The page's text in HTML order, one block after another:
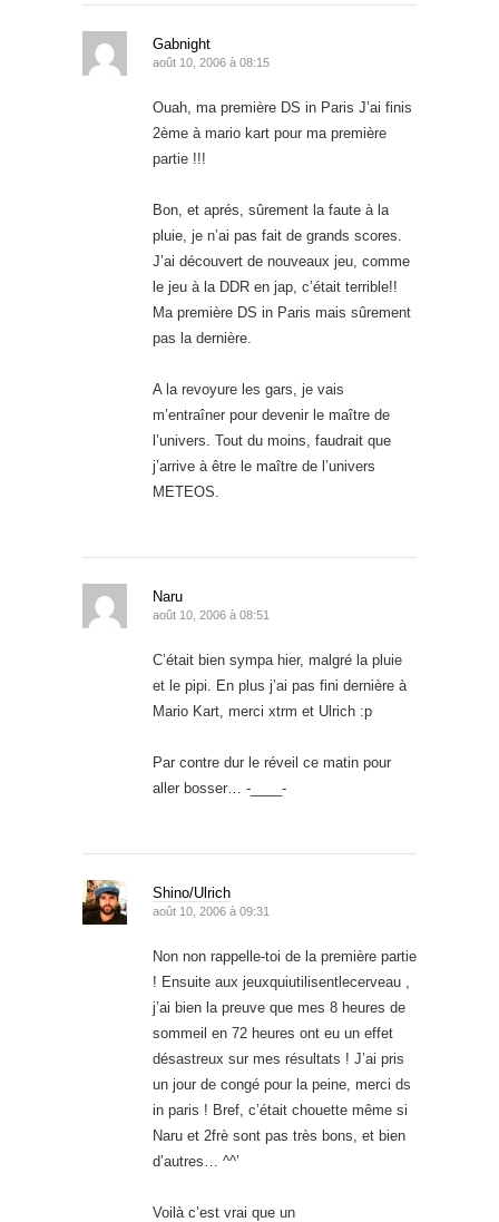
Gabnight
août 10, 2006 à 08:15
Ouah, ma première DS in Paris J’ai finis
2ème à mario kart pour ma première
partie !!!
Bon, et aprés, sûrement la faute à la
pluie, je n’ai pas fait de grands scores.
J’ai découvert de nouveaux jeu, comme
le jeu à la DDR en jap, c’était terrible!!
Ma première DS in Paris mais sûrement
pas la dernière.
A la revoyure les gars, je vais
m’entraîner pour devenir le maître de
l’univers. Tout du moins, faudrait que
j’arrive à être le maître de l’univers
METEOS.
Naru
août 10, 2006 à 08:51
C’était bien sympa hier, malgré la pluie
et le pipi. En plus j’ai pas fini dernière à
Mario Kart, merci xtrm et Ulrich :p
Par contre dur le réveil ce matin pour
aller bosser… -____-
Shino/Ulrich
août 10, 2006 à 09:31
Non non rappelle-toi de la première partie
! Ensuite aux jeuxquiutilisentlecerveau ,
j’ai bien la preuve que mes 8 heures de
sommeil en 72 heures ont eu un effet
désastreux sur mes résultats ! J’ai pris
un jour de congé pour la peine, merci ds
in paris ! Bref, c’était chouette même si
Naru et 2frè sont pas très bons, et bien
d’autres… ^^’
Voilà c’est vrai que un